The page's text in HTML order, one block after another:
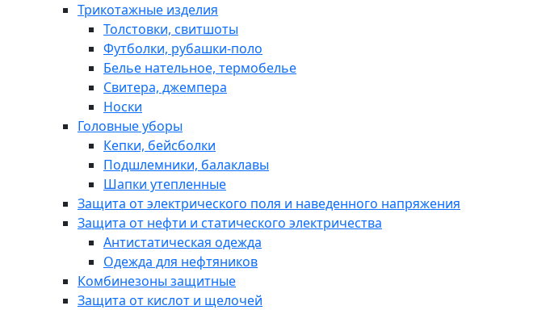
Трикотажные изделия
Толстовки, свитшоты
Футболки, рубашки-поло
Белье нательное, термобелье
Свитера, джемпера
Носки
Головные уборы
Кепки, бейсболки
Подшлемники, балаклавы
Шапки утепленные
Защита от электрического поля и наведенного напряжения
Защита от нефти и статического электричества
Антистатическая одежда
Одежда для нефтяников
Комбинезоны защитные
Защита от кислот и щелочей